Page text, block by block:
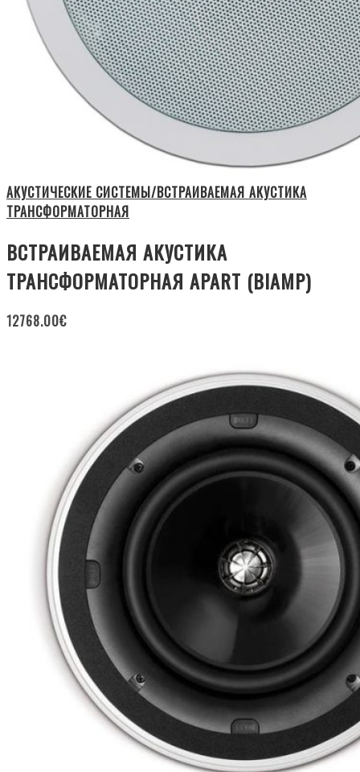
АКУСТИЧЕСКИЕ СИСТЕМЫ/ВСТРАИВАЕМАЯ АКУСТИКА
ТРАНСФОРМАТОРНАЯ
ВСТРАИВАЕМАЯ АКУСТИКА
ТРАНСФОРМАТОРНАЯ APART (BIAMP)
12768.00€